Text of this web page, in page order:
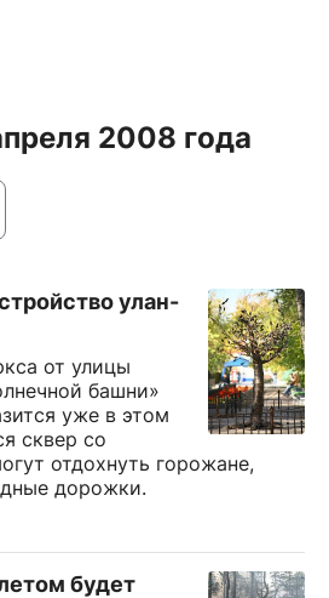
2008 года
улан-
от улицы
башни»
уже в этом
сквер со
отдохнуть горожане,
дорожки.
будет